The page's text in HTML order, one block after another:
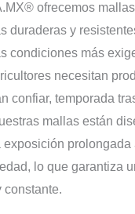
ofrecemos
duraderas y
condiciones más
necesitan
confiar, temporada
mallas están
exposición prolongada
lo que garantiza
constante.